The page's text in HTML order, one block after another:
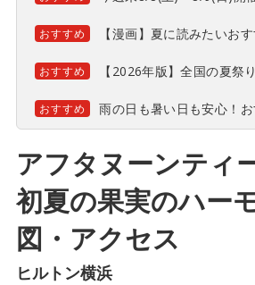
おすすめ 【漫画】夏に読みたいお
おすすめ 【2026年版】全国の夏祭
おすすめ 雨の日も暑い日も安心！
アフタヌーンティ
初夏の果実のハー
図・アクセス
ヒルトン横浜